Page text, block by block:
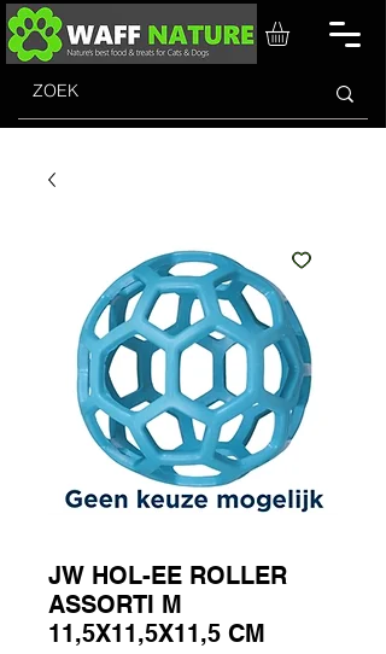
JW HOL-EE ROLLER
ASSORTI M
11,5X11,5X11,5 CM